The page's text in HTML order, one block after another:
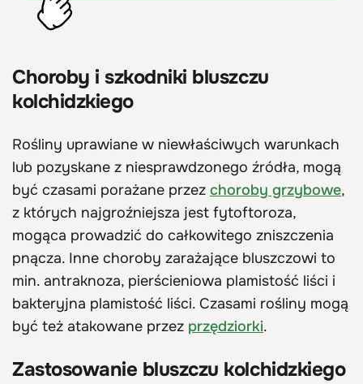
Choroby i szkodniki bluszczu
kolchidzkiego
Rośliny uprawiane w niewłaściwych warunkach
lub pozyskane z niesprawdzonego źródła, mogą
być czasami porażane przez choroby grzybowe,
z których najgroźniejsza jest fytoftoroza,
mogąca prowadzić do całkowitego zniszczenia
pnącza. Inne choroby zarażające bluszczowi to
min. antraknoza, pierścieniowa plamistość liści i
bakteryjna plamistość liści. Czasami rośliny mogą
być też atakowane przez przędziorki.
Zastosowanie bluszczu kolchidzkiego